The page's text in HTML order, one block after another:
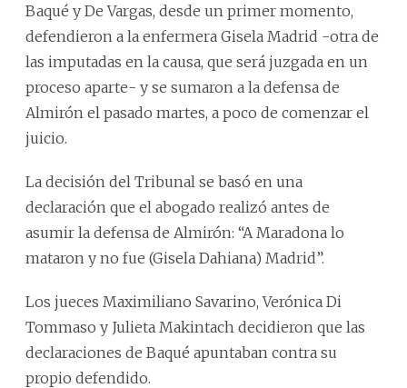
Baqué y De Vargas, desde un primer momento,
defendieron a la enfermera Gisela Madrid -otra de
las imputadas en la causa, que será juzgada en un
proceso aparte- y se sumaron a la defensa de
Almirón el pasado martes, a poco de comenzar el
juicio.
La decisión del Tribunal se basó en una
declaración que el abogado realizó antes de
asumir la defensa de Almirón: “A Maradona lo
mataron y no fue (Gisela Dahiana) Madrid”.
Los jueces Maximiliano Savarino, Verónica Di
Tommaso y Julieta Makintach decidieron que las
declaraciones de Baqué apuntaban contra su
propio defendido.